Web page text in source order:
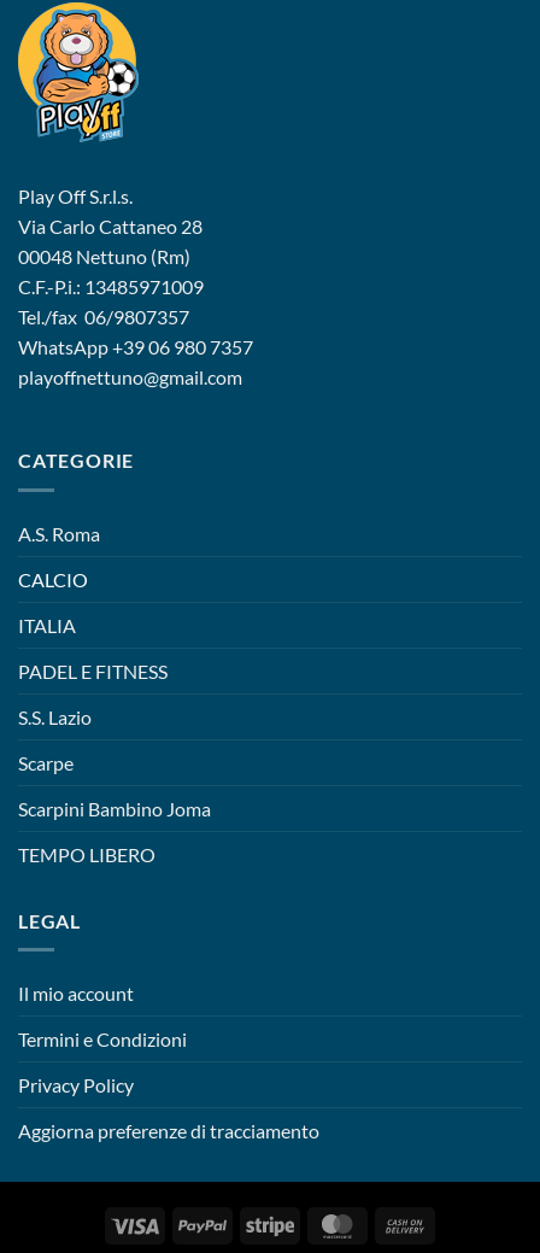
Play Off S.r.l.s.
Via Carlo Cattaneo 28
00048 Nettuno (Rm)
C.F.-P.i.: 13485971009
Tel./fax 06/9807357
WhatsApp+39 06 980 7357
playoffnettuno@gmail.com
CATEGORIE
A.S. Roma
CALCIO
ITALIA
PADEL E FITNESS
S.S. Lazio
Scarpe
Scarpini Bambino Joma
TEMPO LIBERO
LEGAL
Il mio account
Termini e Condizioni
Privacy Policy
Aggiorna preferenze di tracciamento
Visa PayPal Stripe MasterCard